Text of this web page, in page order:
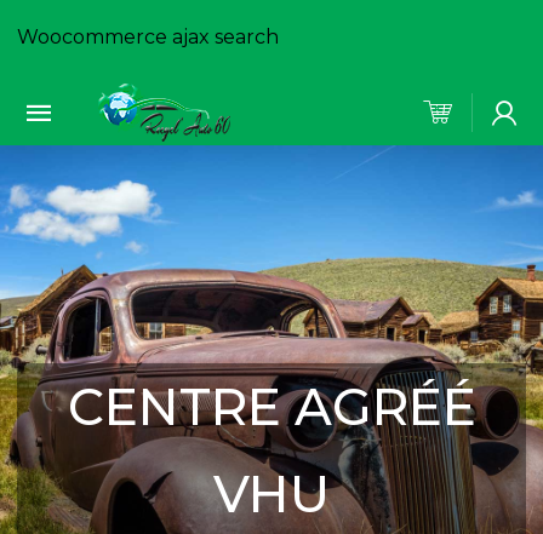
Woocommerce ajax search
CENTRE AGRÉÉ
VHU